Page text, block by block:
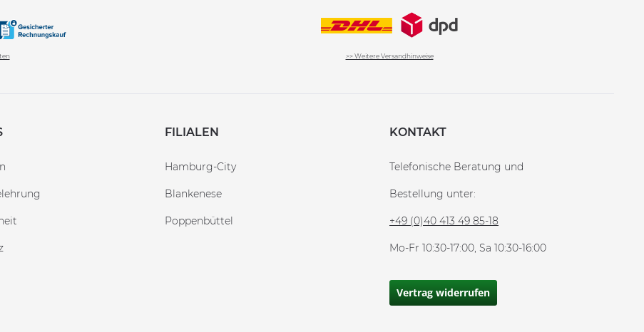
>> Weitere Versandhinweise
FILIALEN
Blankenese
Hamburg-City
Poppenbüttel
KONTAKT
Telefonische Beratung und
Bestellung unter:
+49 (0)40 413 49 85-18
Mo-Fr 10:30-17:00, Sa 10:30-16:00
Vertrag widerrufen